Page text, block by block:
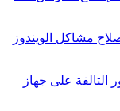
مشاكل الويندوز
التالفة على جهاز